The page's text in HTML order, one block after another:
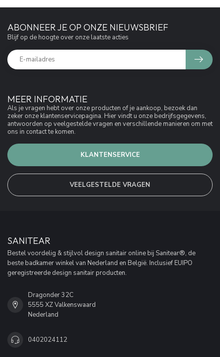
MEER INFORMATIE
Als je vragen hebt over onze producten of je aankoop, bezoek dan
zeker onze klantenservicepagina. Hier vindt u onze bedrijfsgegevens,
antwoorden op veelgestelde vragen en verschillende manieren om met
ons in contact te komen.
KLANTENSERVICE
VEELGESTELDE VRAGEN
ABONNEER JE OP ONZE NIEUWSBRIEF
Blijf op de hoogte over onze laatste acties
SANITEAR
Bestel voordelig & stijlvol design sanitair online bij Sanitear®, de
beste badkamer winkel van Nederland en België. Inclusief EUIPO
geregistreerde design sanitair producten.
Dragonder 32C
5555 XZ Valkenswaard
Nederland
0402024112